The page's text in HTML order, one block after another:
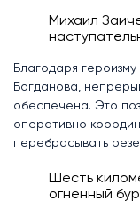
Михаил
Благодаря
Богданова,
обеспечена. Это
оперативно
перебрасывать
Шесть
огненный